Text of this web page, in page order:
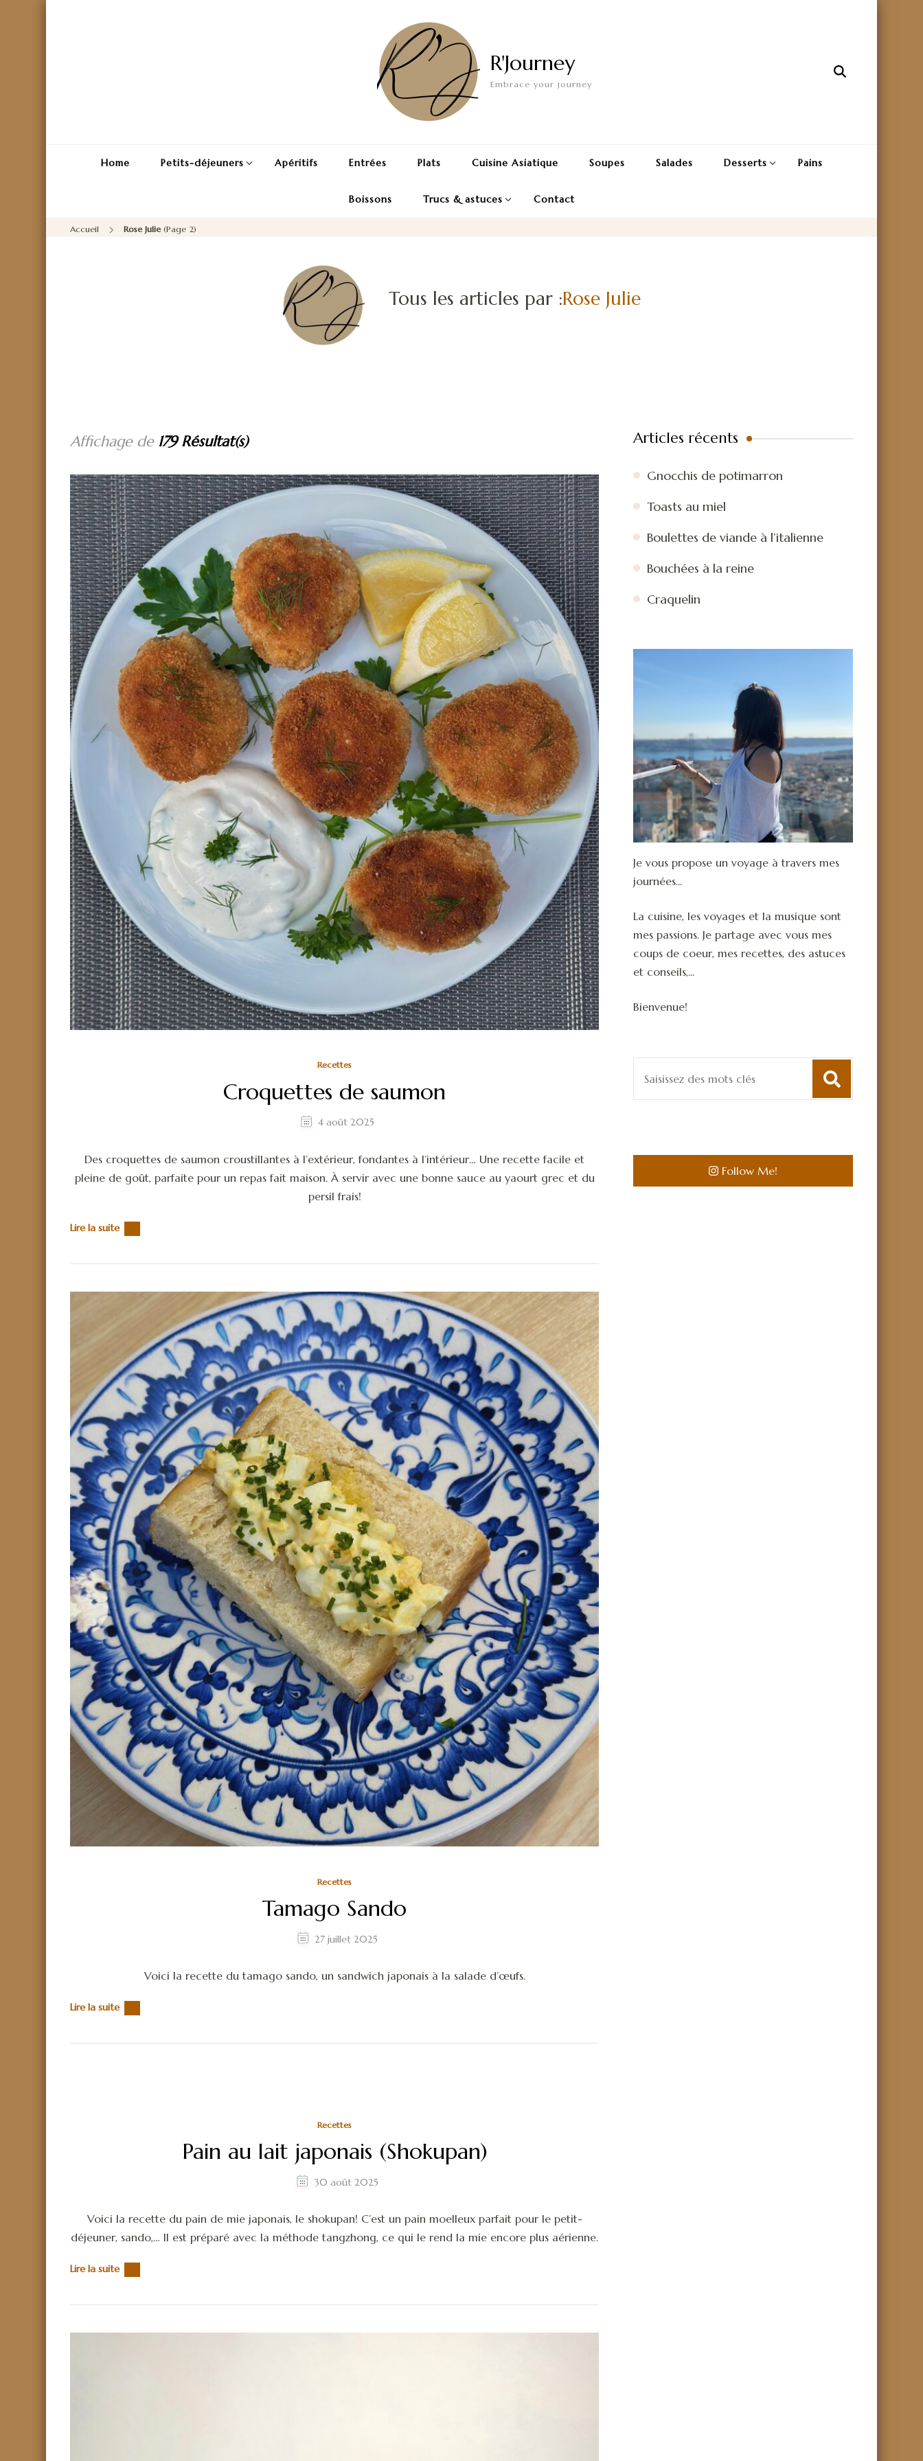
R'Journey
Embrace your journey
Home Petits-déjeuners Apéritifs Entrées Plats Cuisine Asiatique Soupes Salades Desserts Pains
Boissons Trucs & astuces Contact
Accueil Rose Julie(Page 2)
Tous les articles par :Rose Julie
Affichage de 179 Résultat(s)
Recettes
Croquettes de saumon
4 août 2025
Des croquettes de saumon croustillantes à l’extérieur, fondantes à l’intérieur… Une recette facile et
pleine de goût, parfaite pour un repas fait maison. À servir avec une bonne sauce au yaourt grec et du
persil frais!
Lire la suite
Recettes
Tamago Sando
27 juillet 2025
Voici la recette du tamago sando, un sandwich japonais à la salade d’œufs.
Lire la suite
Recettes
Pain au lait japonais (Shokupan)
30 août 2025
Voici la recette du pain de mie japonais, le shokupan! C’est un pain moelleux parfait pour le petit-
déjeuner, sando,… Il est préparé avec la méthode tangzhong, ce qui le rend la mie encore plus aérienne.
Lire la suite
Articles récents
Gnocchis de potimarron
Toasts au miel
Boulettes de viande à l’italienne
Bouchées à la reine
Craquelin
Je vous propose un voyage à travers mes
journées...
La cuisine, les voyages et la musique sont
mes passions. Je partage avec vous mes
coups de coeur, mes recettes, des astuces
et conseils,...
Bienvenue!
pour
:
Follow Me!